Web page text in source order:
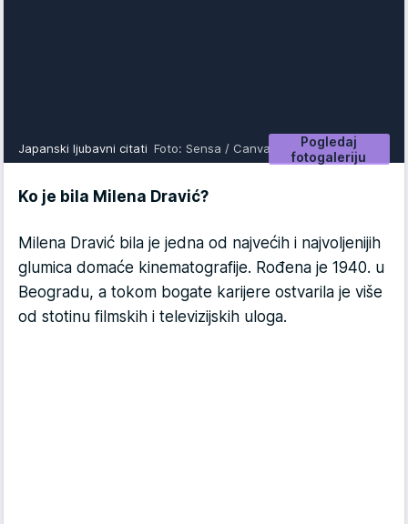
Pogledaj
fotogaleriju
Japanski ljubavni citati Foto: Sensa / Canva
Ko je bila Milena Dravić?
Milena Dravić bila je jedna od najvećih i najvoljenijih
glumica domaće kinematografije. Rođena je 1940. u
Beogradu, a tokom bogate karijere ostvarila je više
od stotinu filmskih i televizijskih uloga.